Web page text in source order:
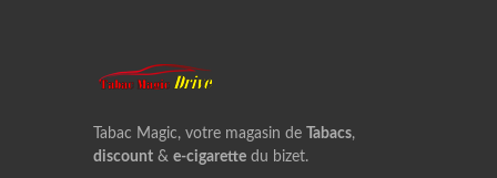
Tabac Magic, votre magasin de Tabacs,
discount & e-cigarette du bizet.